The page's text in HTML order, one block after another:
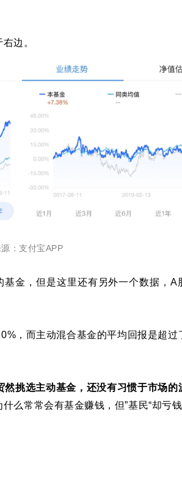
边。
源：支付宝APP
金，但是这里还有另外一个数据，A
，而主动混合基金的平均回报是超过
挑选主动基金，还没有习惯于市场的
什么常常会有基金赚钱，但”基民“却亏钱